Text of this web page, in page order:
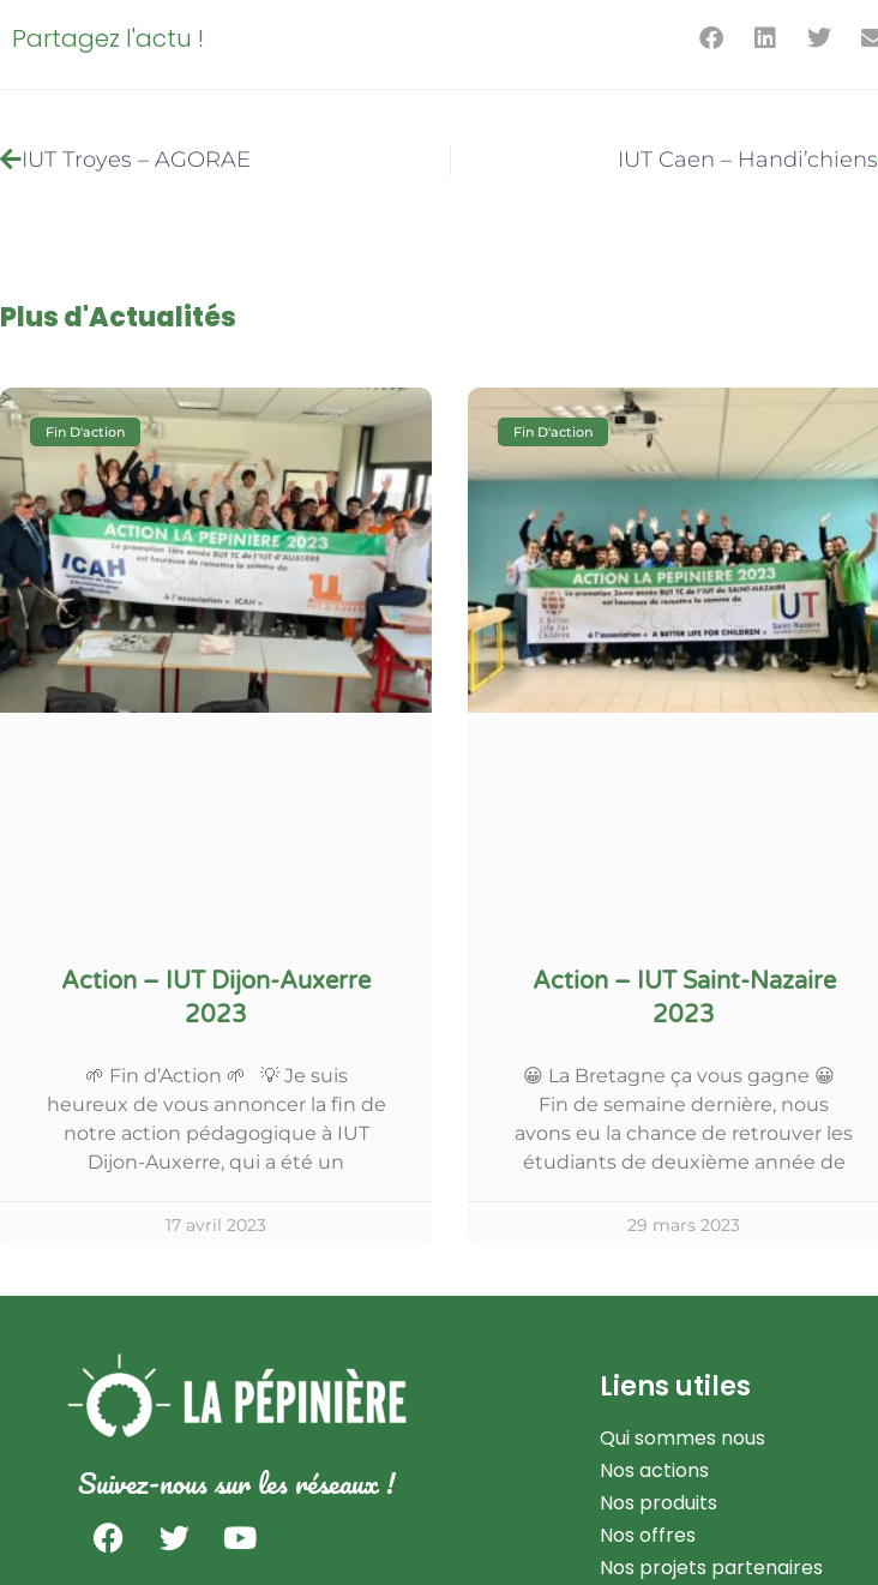
Partagez l'actu !
IUT Troyes – AGORAE IUT Caen – Handi’chiens
Plus d'Actualités
Fin D'action
Action – IUT Dijon-Auxerre
2023
🌱 Fin d’Action 🌱 💡 Je suis
heureux de vous annoncer la fin de
notre action pédagogique à IUT
Dijon-Auxerre, qui a été un
17 avril 2023
Fin D'action
Action – IUT Saint-Nazaire
2023
😀 La Bretagne ça vous gagne 😀
Fin de semaine dernière, nous
avons eu la chance de retrouver les
étudiants de deuxième année de
29 mars 2023
Suivez-nous sur les réseaux !
Liens utiles
Qui sommes nous
Nos actions
Nos produits
Nos offres
Nos projets partenaires